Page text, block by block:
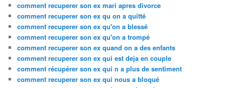
comment recuperer son ex mari apres divorce
comment recuperer son ex qu on a quitté
comment recuperer son ex qu'on a blessé
comment recuperer son ex qu'on a trompé
comment recuperer son ex quand on a des enfants
comment recuperer son ex qui est deja en couple
comment récupérer son ex qui n a plus de sentiment
comment recuperer son ex qui nous a bloqué